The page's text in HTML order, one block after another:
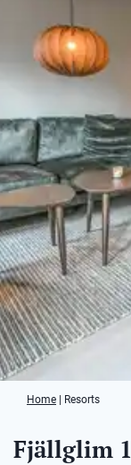
Home Resorts
Fjällglim